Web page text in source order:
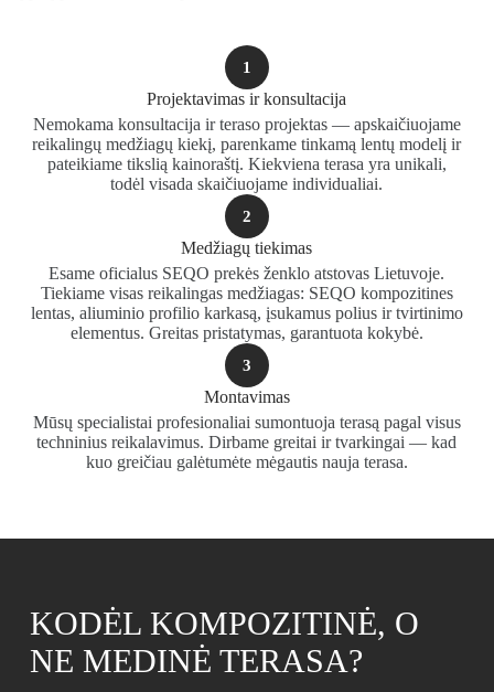
1
Projektavimas ir konsultacija
Nemokama konsultacija ir teraso projektas — apskaičiuojame
reikalingų medžiagų kiekį, parenkame tinkamą lentų modelį ir
pateikiame tikslią kainoraštį. Kiekviena terasa yra unikali,
todėl visada skaičiuojame individualiai.
2
Medžiagų tiekimas
Esame oficialus SEQO prekės ženklo atstovas Lietuvoje.
Tiekiame visas reikalingas medžiagas: SEQO kompozitines
lentas, aliuminio profilio karkasą, įsukamus polius ir tvirtinimo
elementus. Greitas pristatymas, garantuota kokybė.
3
Montavimas
Mūsų specialistai profesionaliai sumontuoja terasą pagal visus
techninius reikalavimus. Dirbame greitai ir tvarkingai — kad
kuo greičiau galėtumėte mėgautis nauja terasa.
KODĖL KOMPOZITINĖ, O
NE MEDINĖ TERASA?